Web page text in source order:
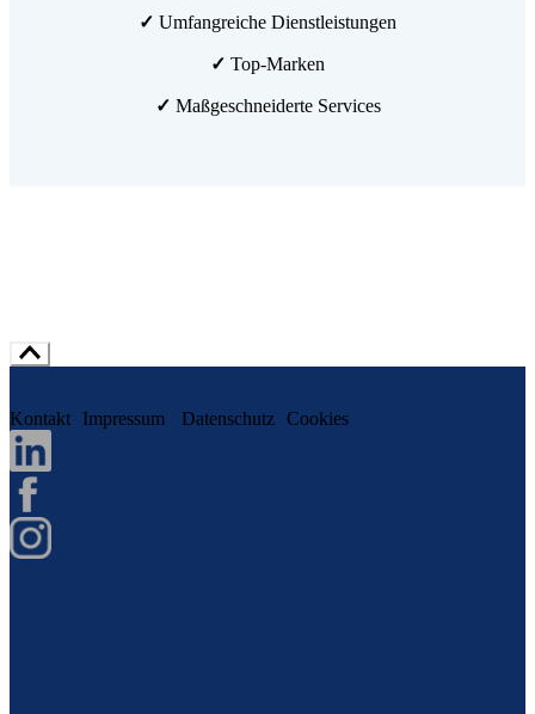
✓ Umfangreiche Dienstleistungen
✓ Top-Marken
✓ Maßgeschneiderte Services
Kontakt Impressum Datenschutz Cookies